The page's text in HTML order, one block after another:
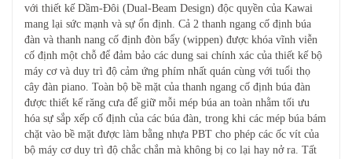
với thiết kế Dầm-Đôi (Dual-Beam Design) độc quyền của Kawai
mang lại sức mạnh và sự ổn định. Cả 2 thanh ngang cố định búa
đàn và thanh nang cố định đòn bẩy (wippen) được khóa vĩnh viễn
cố định một chỗ để đảm bảo các dung sai chính xác của thiết kế bộ
máy cơ và duy trì độ cảm ứng phím nhất quán cùng với tuổi thọ
cây đàn piano. Toàn bộ bề mặt của thanh ngang cố định búa đàn
được thiết kế răng cưa để giữ mỗi mép búa an toàn nhằm tối ưu
hóa sự sắp xếp cố định của các búa đàn, trong khi các mép búa bám
chặt vào bề mặt được làm bằng nhựa PBT cho phép các ốc vít của
bộ máy cơ duy trì độ chắc chắn mà không bị co lại hay nở ra. Tất